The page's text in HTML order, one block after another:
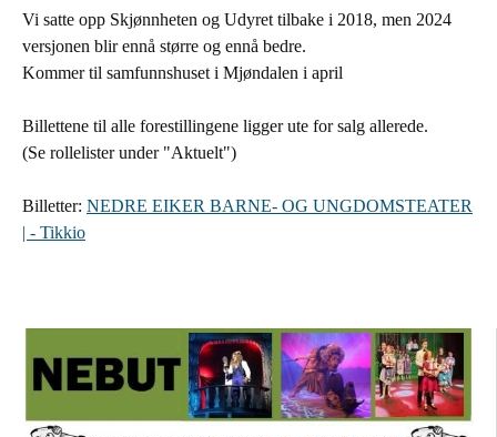
Vi satte opp Skjønnheten og Udyret tilbake i 2018, men 2024
versjonen blir ennå større og ennå bedre.
Kommer til samfunnshuset i Mjøndalen i april
Billettene til alle forestillingene ligger ute for salg allerede.
(Se rollelister under "Aktuelt")
Billetter: NEDRE EIKER BARNE- OG UNGDOMSTEATER
| - Tikkio